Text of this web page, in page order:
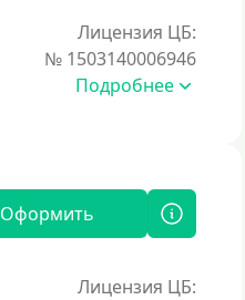
Лицензия ЦБ:
№ 1503140006946
Подробнее
Оформить
Лицензия ЦБ: